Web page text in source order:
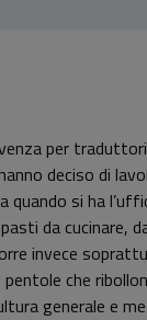
per
deciso di
si ha
da cucinare,
invece
che
generale e